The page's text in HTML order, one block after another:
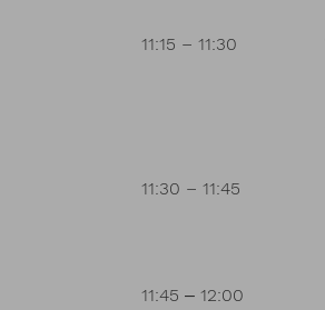
11:15 – 11:30
11:30 – 11:45
11:45 ‒ 12:00